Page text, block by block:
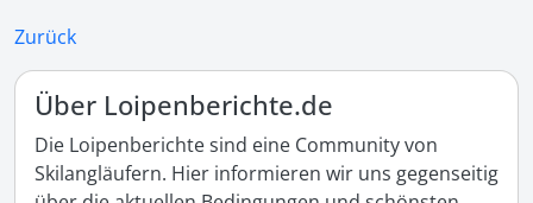
Zurück
Über Loipenberichte.de
Die Loipenberichte sind eine Community von
Skilangläufern. Hier informieren wir uns gegenseitig